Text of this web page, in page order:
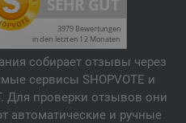
собирает отзывы через
сервисы SHOPVOTE и
Для проверки отзывов они
автоматические и ручные